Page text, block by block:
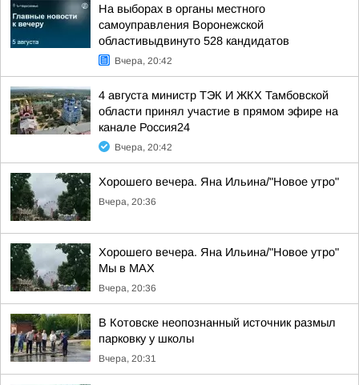
На выборах в органы местного
самоуправления Воронежской
областивыдвинуто 528 кандидатов
Вчера, 20:42
4 августа министр ТЭК И ЖКХ Тамбовской
области принял участие в прямом эфире на
канале Россия24
Вчера, 20:42
Хорошего вечера. Яна Ильина/"Новое утро"
Вчера, 20:36
Хорошего вечера. Яна Ильина/"Новое утро"
Мы в MAX
Вчера, 20:36
В Котовске неопознанный источник размыл
парковку у школы
Вчера, 20:31